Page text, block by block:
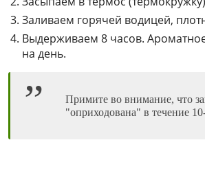
Заливаем горячей водицей,
Выдерживаем 8 часов.
на день.
Примите во внимание, что
"оприходована" в течение